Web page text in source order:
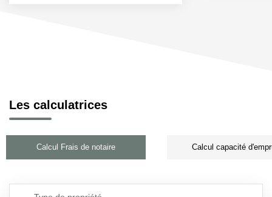
Les calculatrices
Calcul Frais de notaire Calcul capacité